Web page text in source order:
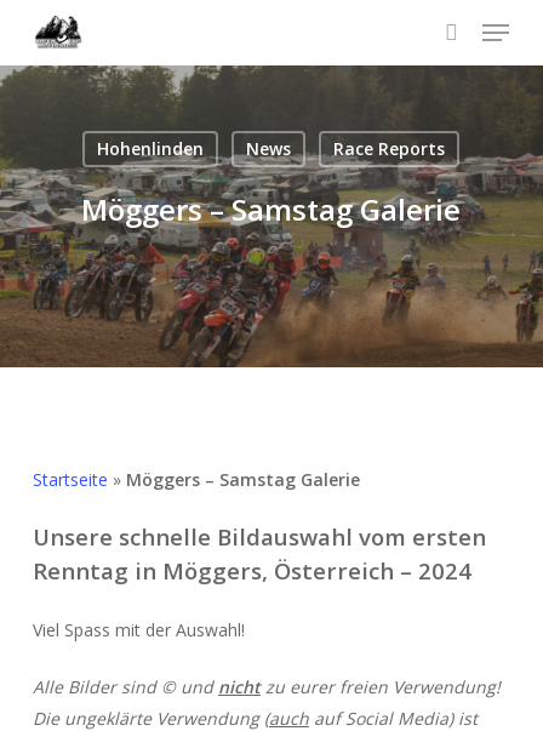
main
Menu
Hohenlinden News Race Reports
Möggers – Samstag Galerie
Startseite » Möggers – Samstag Galerie
Unsere schnelle Bildauswahl vom ersten
Renntag in Möggers, Österreich – 2024
Viel Spass mit der Auswahl!
Alle Bilder sind © und nichtzu eurer freien Verwendung!
Die ungeklärte Verwendung (auchauf Social Media) ist
Menü